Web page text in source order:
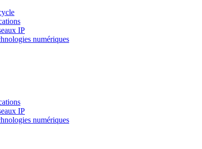
IP
numériques
IP
numériques